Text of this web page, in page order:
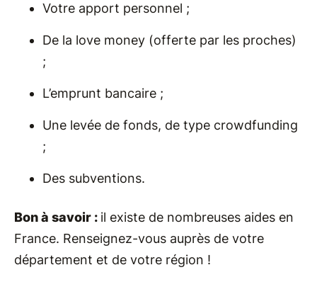
Votre apport personnel ;
De la love money (offerte par les proches)
;
L’emprunt bancaire ;
Une levée de fonds, de type crowdfunding
;
Des subventions.
Bon à savoir : il existe de nombreuses aides en
France. Renseignez-vous auprès de votre
département et de votre région !